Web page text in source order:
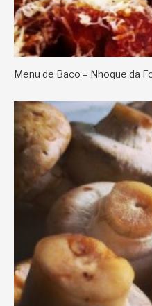
Menu de Baco – Nhoque da